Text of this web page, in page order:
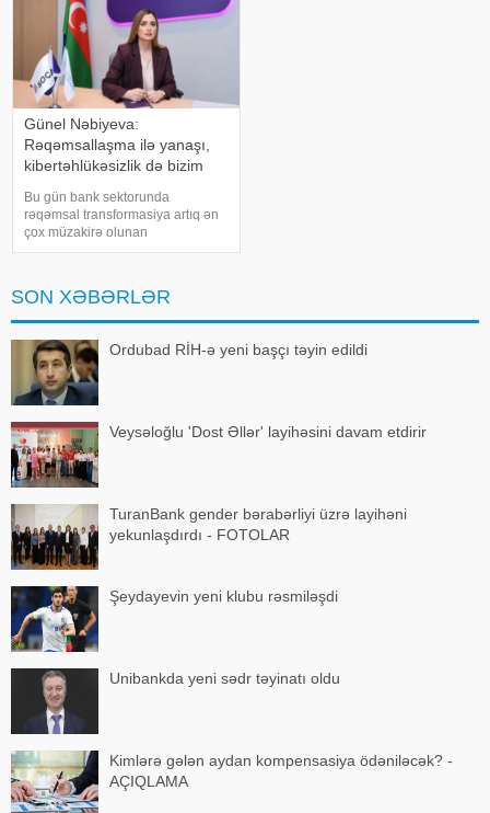
Günel Nəbiyeva:
Rəqəmsallaşma ilə yanaşı,
kibertəhlükəsizlik də bizim
Bu gün bank sektorunda
rəqəmsal transformasiya artıq ən
çox müzakirə olunan
mövzulardan biridir. Bəs bank
üstünlükləri verir. Bu barədə
"Azər-Tür
SON XƏBƏRLƏR
Ordubad RİH-ə yeni başçı təyin edildi
Veysəloğlu 'Dost Əllər' layihəsini davam etdirir
TuranBank gender bərabərliyi üzrə layihəni
yekunlaşdırdı - FOTOLAR
Şeydayevin yeni klubu rəsmiləşdi
Unibankda yeni sədr təyinatı oldu
Kimlərə gələn aydan kompensasiya ödəniləcək? -
AÇIQLAMA